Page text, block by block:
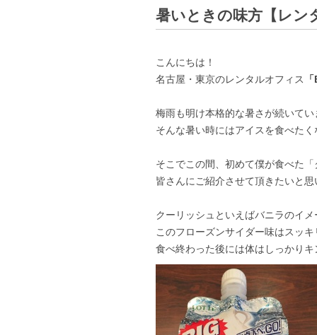
暑いときの味方【レン
こんにちは！
名古屋・東京のレンタルオフィス
梅雨も明け本格的な暑さが続いてい
そんな暑い時にはアイスを食べた
そこでこの間、初めて僕が食べた
皆さんにご紹介させて頂きたいと思
クーリッシュといえばバニラのイ
このフローズンサイダー味はスッ
食べ終わった後には体はしっかり